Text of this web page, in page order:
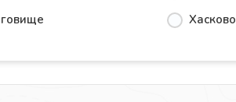
Хасково